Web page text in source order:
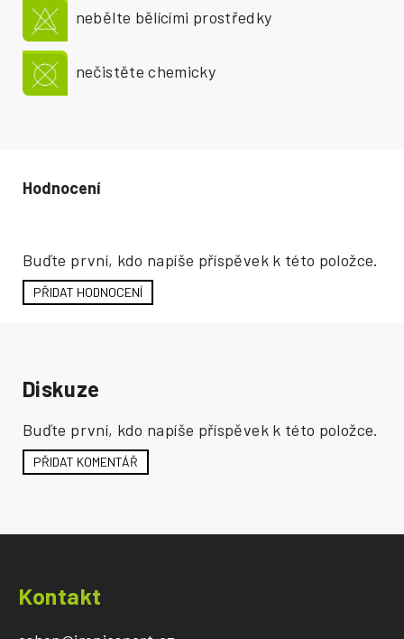
Buďte první, kdo napíše příspěvek k této položce.
PŘIDAT HODNOCENÍ
Diskuze
Buďte první, kdo napíše příspěvek k této položce.
PŘIDAT KOMENTÁŘ
nebělte bělícími prostředky
nečistěte chemicky
Kontakt